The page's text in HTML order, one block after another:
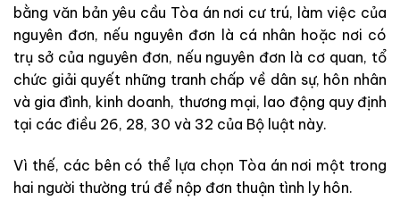
bằng văn bản yêu cầu Tòa án nơi cư trú, làm việc của
nguyên đơn, nếu nguyên đơn là cá nhân hoặc nơi có
trụ sở của nguyên đơn, nếu nguyên đơn là cơ quan, tổ
chức giải quyết những tranh chấp về dân sự, hôn nhân
và gia đình, kinh doanh, thương mại, lao động quy định
tại các điều 26, 28, 30 và 32 của Bộ luật này.
Vì thế, các bên có thể lựa chọn Tòa án nơi một trong
hai người thường trú để nộp đơn thuận tình ly hôn.